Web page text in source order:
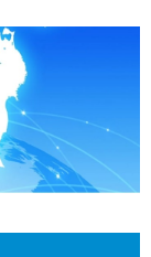
㎡
㎡
㎡ 87万円